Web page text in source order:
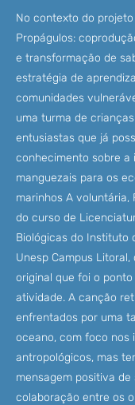
No contexto do
Propágulos:
e transformação de
estratégia de
comunidades
uma turma de
entusiastas que já
conhecimento sobre a
manguezais para os
marinhos A voluntária,
do curso de
Biológicas do Instituto
Unesp Campus
original que foi o
atividade. A canção
enfrentados por uma
oceano, com foco nos
antropológicos, mas
mensagem positiva de
colaboração entre os